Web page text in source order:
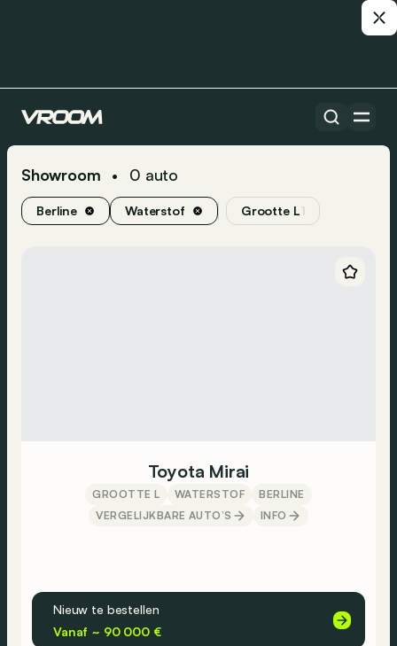
Showroom • 0 auto
Berline Waterstof Grootte L1
Toyota Mirai
GROOTTE L WATERSTOF
BERLINE
VERGELIJKBARE AUTO’S
INFO
Nieuw te bestellen
Vanaf ~ 90 000 €